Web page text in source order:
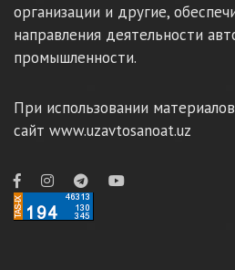
организации и другие,
направления деятельности
промышленности.
При использовании
сайт www.uzavtosanoat.uz